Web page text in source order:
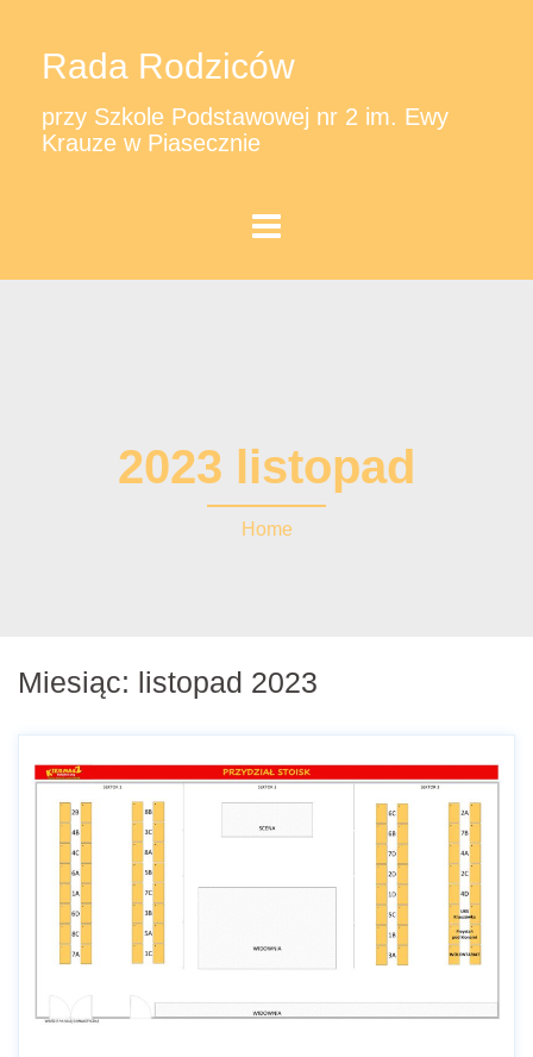
Rada Rodziców
przy Szkole Podstawowej nr 2 im. Ewy
Krauze w Piasecznie
2023 listopad
Home
Miesiąc: listopad 2023